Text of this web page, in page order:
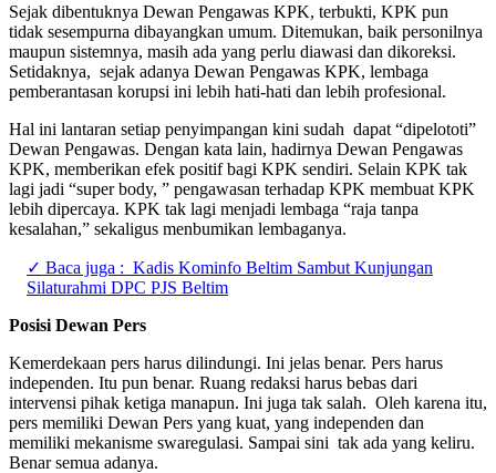
Sejak dibentuknya Dewan Pengawas KPK, terbukti, KPK pun
tidak sesempurna dibayangkan umum. Ditemukan, baik personilnya
maupun sistemnya, masih ada yang perlu diawasi dan dikoreksi.
Setidaknya, sejak adanya Dewan Pengawas KPK, lembaga
pemberantasan korupsi ini lebih hati-hati dan lebih profesional.
Hal ini lantaran setiap penyimpangan kini sudah dapat “dipelototi”
Dewan Pengawas. Dengan kata lain, hadirnya Dewan Pengawas
KPK, memberikan efek positif bagi KPK sendiri. Selain KPK tak
lagi jadi “super body, ” pengawasan terhadap KPK membuat KPK
lebih dipercaya. KPK tak lagi menjadi lembaga “raja tanpa
kesalahan,” sekaligus menbumikan lembaganya.
✓ Baca juga : Kadis Kominfo Beltim Sambut Kunjungan
Silaturahmi DPC PJS Beltim
Posisi Dewan Pers
Kemerdekaan pers harus dilindungi. Ini jelas benar. Pers harus
independen. Itu pun benar. Ruang redaksi harus bebas dari
intervensi pihak ketiga manapun. Ini juga tak salah. Oleh karena itu,
pers memiliki Dewan Pers yang kuat, yang independen dan
memiliki mekanisme swaregulasi. Sampai sini tak ada yang keliru.
Benar semua adanya.